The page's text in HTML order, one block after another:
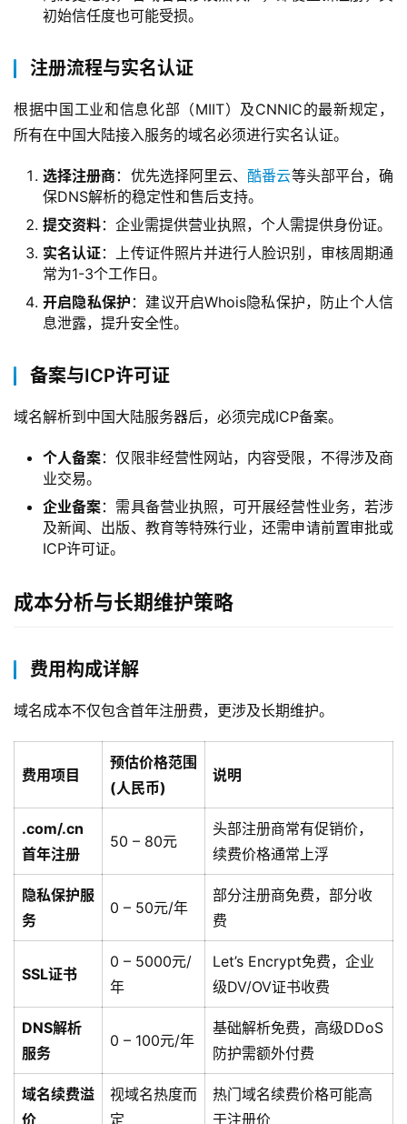
初始信任度也可能受损。
注册流程与实名认证
根据中国工业和信息化部（MIIT）及CNNIC的最新规定，
所有在中国大陆接入服务的域名必须进行实名认证。
选择注册商：优先选择阿里云、酷番云等头部平台，确
保DNS解析的稳定性和售后支持。
提交资料：企业需提供营业执照，个人需提供身份证。
实名认证：上传证件照片并进行人脸识别，审核周期通
常为1-3个工作日。
开启隐私保护 ：建议开启Whois隐私保护，防止个人信
息泄露，提升安全性。
备案与ICP许可证
域名解析到中国大陆服务器后，必须完成ICP备案。
个人备案：仅限非经营性网站，内容受限，不得涉及商
业交易。
企业备案：需具备营业执照，可开展经营性业务，若涉
及新闻、出版、教育等特殊行业，还需申请前置审批或
ICP许可证。
成本分析与长期维护策略
费用构成详解
域名成本不仅包含首年注册费，更涉及长期维护。
费用项目
预估价格范围
(人民币)
说明
.com/.cn
首年注册
50 – 80元
头部注册商常有促销价，
续费价格通常上浮
隐私保护服
务
0 – 50元/年
部分注册商免费，部分收
费
SSL证书
0 – 5000元/
年
Let’s Encrypt免费，企业
级DV/OV证书收费
DNS解析
服务
0 – 100元/年
基础解析免费，高级DDoS
防护需额外付费
域名续费溢
价
视域名热度而
定
热门域名续费价格可能高
于注册价